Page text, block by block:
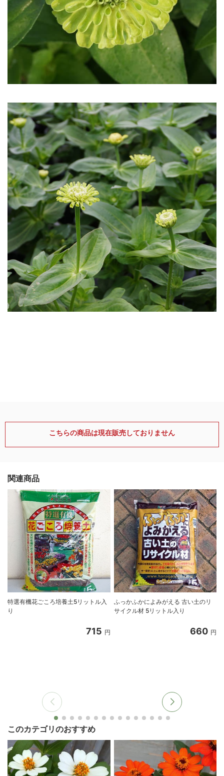
こちらの商品は現在販売しておりません
関連商品
特選有機花ごころ培養土5リットル入
り
715 円
ふっかふかによみがえる 古い土のリ
サイクル材 5リットル入り
660 円
このカテゴリのおすすめ